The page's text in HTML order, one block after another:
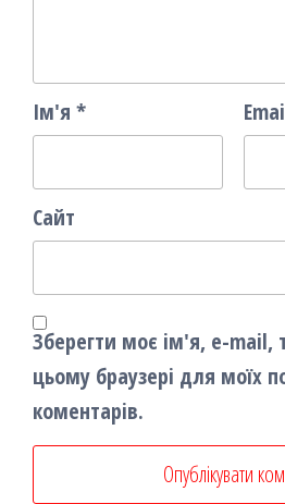
Ім'я *
Сайт
Зберегти моє ім'я, e-mail,
цьому браузері для моїх
коментарів.